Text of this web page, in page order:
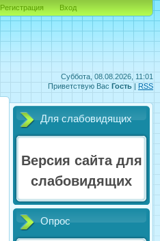
Суббота, 08.08.2026, 11:01
Приветствую Вас Гость | RSS
Регистрация Вход
Для слабовидящих
Версия сайта для
слабовидящих
Опрос